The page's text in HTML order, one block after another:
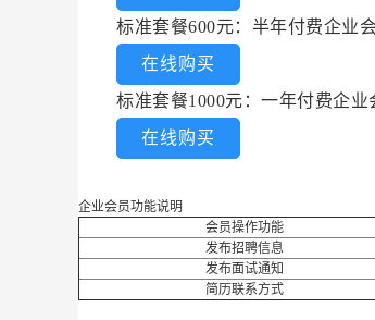
标准套餐600元：半年付费企业
在线购买
标准套餐1000元：一年付费企业
在线购买
企业会员功能说明
会员操作功能
发布招聘信息
发布面试通知
简历联系方式